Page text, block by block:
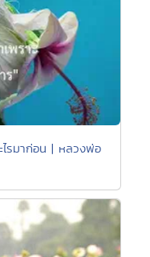
ไรมาก่อน | หลวงพ่อ